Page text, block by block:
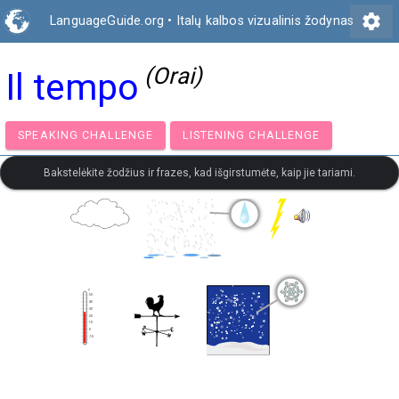
LanguageGuide.org • Italų kalbos vizualinis žodynas settings
Il tempo (Orai)
SPEAKING CHALLENGE LISTENING CHALLENGE
Bakstelėkite žodžius ir frazes, kad išgirstumėte, kaip jie tariami.